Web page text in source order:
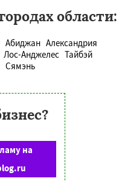
области:
Абиджан Александрия
Лос-Анджелес Тайбэй
Сямэнь
на